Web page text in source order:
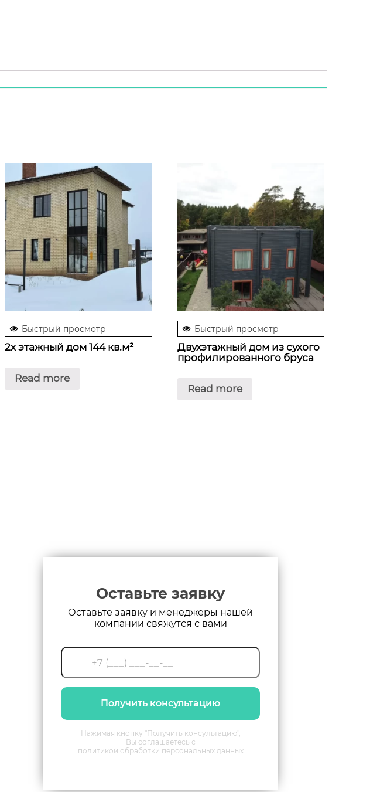
Быстрый просмотр
2х этажный дом 144 кв.м²
Read more
Быстрый просмотр
Двухэтажный дом из сухого
профилированного бруса
Read more
Оставьте заявку
Оставьте заявку и менеджеры нашей
компании свяжутся с вами
Получить консультацию
Нажимая кнопку "Получить консультацию",
Вы соглашаетесь с
политикой обработки персональных данных